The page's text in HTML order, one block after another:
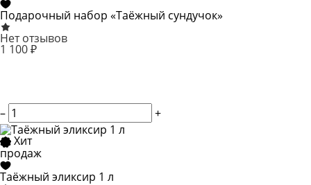
Подарочный набор «Таёжный сундучок»
Нет отзывов
1 100 ₽
–
+
Хит
продаж
Таёжный эликсир 1 л